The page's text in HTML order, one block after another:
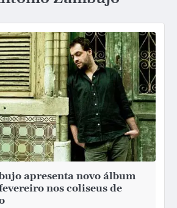
apresenta novo álbum
nos coliseus de